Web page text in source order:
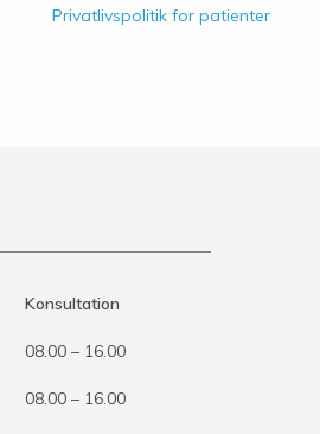
Privatlivspolitik for patienter
Konsultation
08.00 – 16.00
08.00 – 16.00